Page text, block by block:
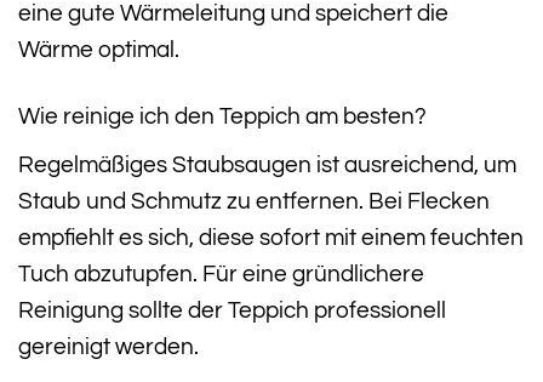
eine gute Wärmeleitung und speichert die
Wärme optimal.
Wie reinige ich den Teppich am besten?
Regelmäßiges Staubsaugen ist ausreichend, um
Staub und Schmutz zu entfernen. Bei Flecken
empfiehlt es sich, diese sofort mit einem feuchten
Tuch abzutupfen. Für eine gründlichere
Reinigung sollte der Teppich professionell
gereinigt werden.